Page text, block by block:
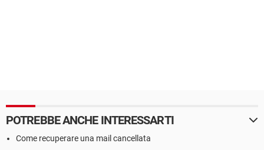
POTREBBE ANCHE INTERESSARTI
Come recuperare una mail cancellata